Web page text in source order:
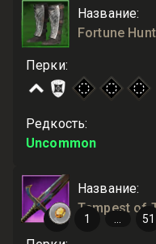
Название:
Fortune
Перки:
Редкость:
Uncommon
Название:
Tempest of
1 51